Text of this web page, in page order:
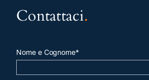
Contattaci.
Nome e Cognome*